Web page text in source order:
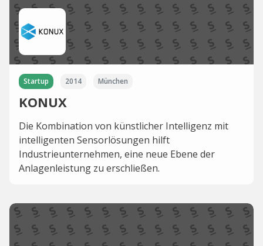
Startup 2014 München
KONUX
Die Kombination von künstlicher Intelligenz mit
intelligenten Sensorlösungen hilft
Industrieunternehmen, eine neue Ebene der
Anlagenleistung zu erschließen.